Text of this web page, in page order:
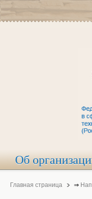
Об
Главная страница ⇒